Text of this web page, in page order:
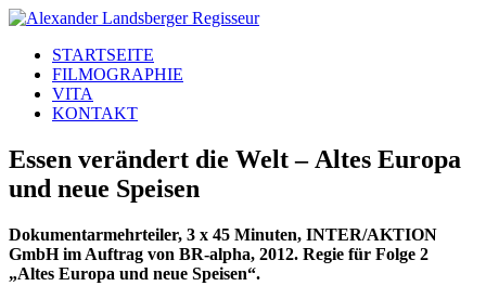
STARTSEITE
FILMOGRAPHIE
VITA
KONTAKT
Essen verändert die Welt – Altes Europa
und neue Speisen
Dokumentarmehrteiler, 3 x 45 Minuten, INTER/AKTION
GmbH im Auftrag von BR-alpha, 2012. Regie für Folge 2
„Altes Europa und neue Speisen“.